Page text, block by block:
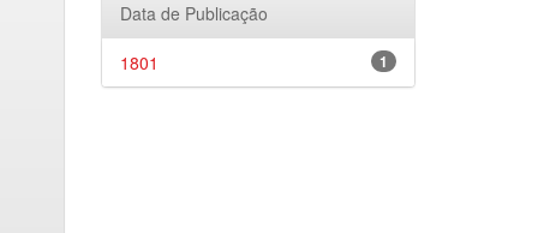
Data de Publicação
1
1801